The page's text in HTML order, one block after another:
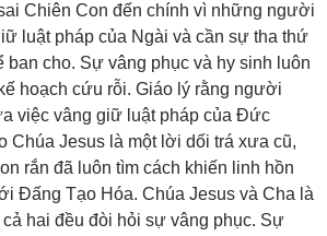
Chiên Con đến chính vì những người
luật pháp của Ngài và cần sự tha thứ
ban cho. Sự vâng phục và hy sinh luôn
hoạch cứu rỗi. Giáo lý rằng người
việc vâng giữ luật pháp của Đức
Chúa Jesus là một lời dối trá xưa cũ,
rắn đã luôn tìm cách khiến linh hồn
Đấng Tạo Hóa. Chúa Jesus và Cha là
cả hai đều đòi hỏi sự vâng phục. Sự